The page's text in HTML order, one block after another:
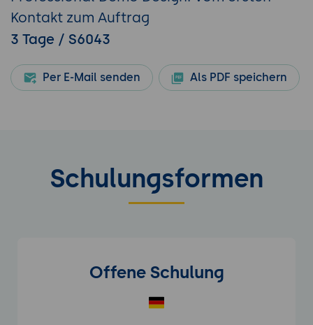
Kontakt zum Auftrag
3 Tage / S6043
Per E-Mail senden Als PDF speichern
Schulungsformen
Offene Schulung